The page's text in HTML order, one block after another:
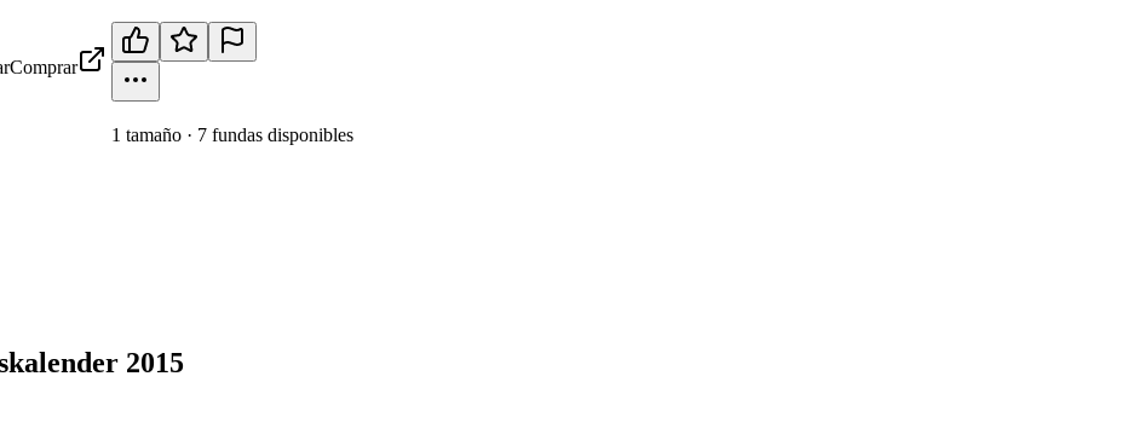
Comprar
1 tamaño · 7 fundas disponibles
2015